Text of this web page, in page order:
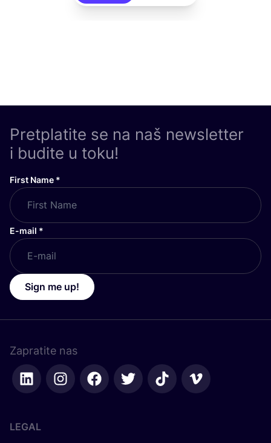
Pretplatite se na naš newsletter
i budite u toku!
First Name *
E-mail *
Sign me up!
Zapratite nas
LEGAL